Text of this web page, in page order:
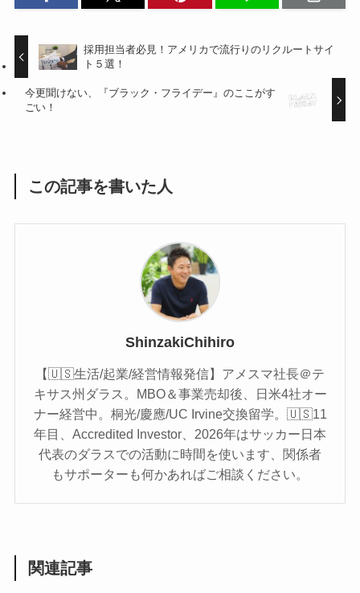
採用担当者必見！アメリカで流行りのリクルートサイ
ト５選！
今更聞けない、『ブラック・フライデー』のここがす
ごい！
この記事を書いた人
ShinzakiChihiro
【🇺🇸生活/起業/経営情報発信】アメスマ社長＠テ
キサス州ダラス。MBO＆事業売却後、日米4社オー
ナー経営中。桐光/慶應/UC Irvine交換留学。🇺🇸11
年目、Accredited Investor、2026年はサッカー日本
代表のダラスでの活動に時間を使います、関係者
もサポーターも何かあればご相談ください。
関連記事